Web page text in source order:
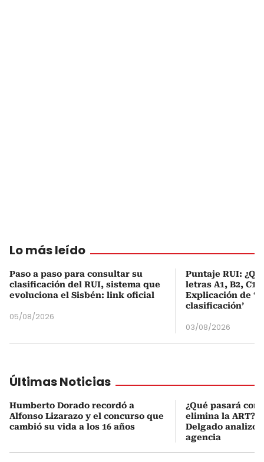
Lo más leído
Paso a paso para consultar su
clasificación del RUI, sistema que
evoluciona el Sisbén: link oficial
05/08/2026
Puntaje RUI:
letras A1, B2, C1
Explicación de
clasificación’
03/08/2026
Últimas Noticias
Humberto Dorado recordó a
Alfonso Lizarazo y el concurso que
cambió su vida a los 16 años
¿Qué pasará con
elimina la ART?
Delgado analizó
agencia